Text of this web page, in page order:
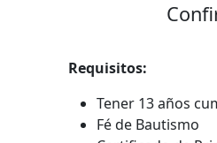
Requisitos:
Tener 13 años
Fé de Bautismo